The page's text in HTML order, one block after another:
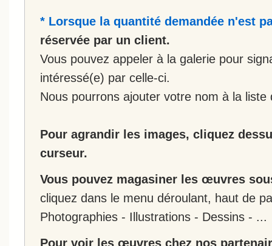
* Lorsque la quantité demandée n'est
réservée par un client.
Vous pouvez appeler à la galerie pour
intéressé(e) par celle-ci.
Nous pourrons ajouter votre nom à la liste
Pour agrandir les images, cliquez
curseur.
Vous pouvez magasiner les œuvres
cliquez dans le menu déroulant, haut de
Photographies - Illustrations - Dessins - ...
Pour voir les œuvres chez nos